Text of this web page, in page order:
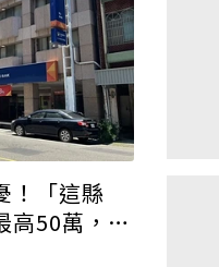
！「這縣
高50萬，申